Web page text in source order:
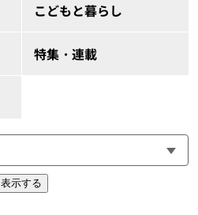
こどもと暮らし
特集・連載
表示する